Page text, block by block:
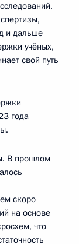
и дальше
учёных,
свой путь
года
В прошлом
скоро
на основе
что